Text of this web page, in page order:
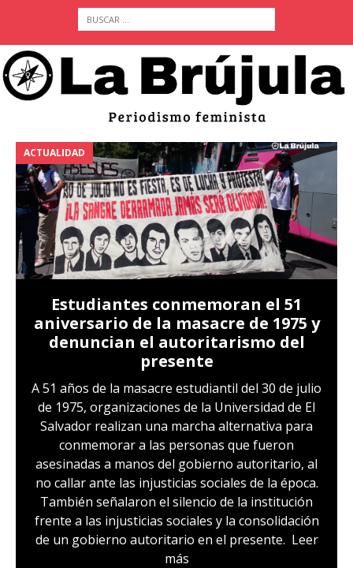
ACTUALIDAD
Estudiantes conmemoran el 51
aniversario de la masacre de 1975 y
denuncian el autoritarismo del
presente
A 51 años de la masacre estudiantil del 30 de julio
de 1975, organizaciones de la Universidad de El
Salvador realizan una marcha alternativa para
conmemorar a las personas que fueron
asesinadas a manos del gobierno autoritario, al
no callar ante las injusticias sociales de la época.
También señalaron el silencio de la institución
frente a las injusticias sociales y la consolidación
de un gobierno autoritario en el presente. Leer
más